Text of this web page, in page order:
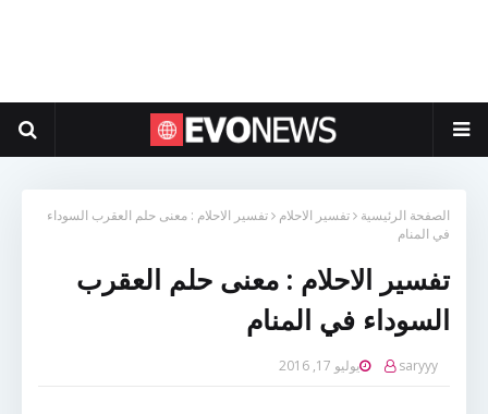
الصفحة الرئيسية تفسير الاحلام
تفسير الاحلام : معنى حلم العقرب السوداء
في المنام
تفسير الاحلام : معنى حلم العقرب
السوداء في المنام
saryyy يوليو 17, 2016